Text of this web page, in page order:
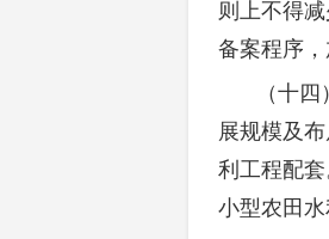
则上不得
备案程序
（十
展规模及
利工程配
小型农田